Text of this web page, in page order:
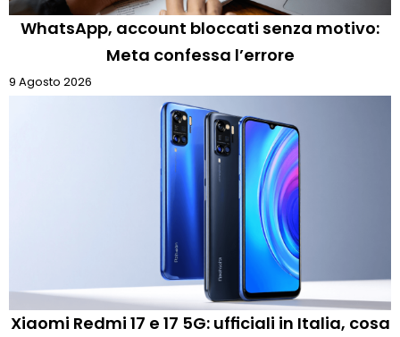
WhatsApp, account bloccati senza motivo:
Meta confessa l’errore
9 Agosto 2026
Xiaomi Redmi 17 e 17 5G: ufficiali in Italia, cosa